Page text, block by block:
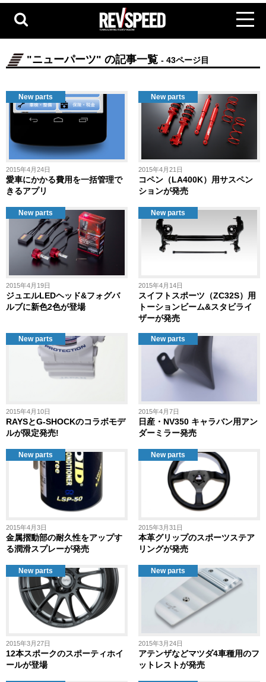
"ニューパーツ" の記事一覧 - 43ページ目
2015年4月24日
愛車にかかる費用を一括管理で
きるアプリ
New parts
2015年4月21日
コペン（LA400K）用サスペン
ションが発売
New parts
2015年4月19日
ジュエルLEDヘッド&フォグバ
ルブに新色2色が登場
New parts
2015年4月14日
スイフトスポーツ（ZC32S）用
トーションビーム&スタビライ
ザーが発売
New parts
2015年4月10日
RAYSとG-SHOCKのコラボモデ
ルが限定発売!
New parts
2015年4月7日
日産・NV350 キャラバン用アン
ダーミラー発売
New parts
2015年4月3日
金属摺動部の耐久性をアップす
る潤滑スプレーが発売
New parts
2015年3月31日
本革グリップのスポーツステア
リングが発売
New parts
2015年3月27日
12本スポークのスポーティホイ
ールが登場
New parts
2015年3月24日
アテンザなどマツダ4車種用のフ
ットレストが発売
New parts